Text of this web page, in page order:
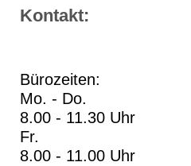
Kontakt:
Bürozeiten:
Mo. - Do.
8.00 - 11.30 Uhr
Fr.
8.00 - 11.00 Uhr